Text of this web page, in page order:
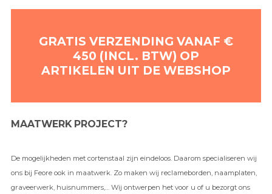
GRATIS VERZENDING VANAF €
450 (INCL. BTW) OP
ARTIKELEN UIT DE WEBSHOP
MAATWERK PROJECT?
De mogelijkheden met cortenstaal zijn eindeloos. Daarom specialiseren wij
ons bij Feore ook in maatwerk. Zo maken wij reclameborden, naamplaten,
graveerwerk, huisnummers,… Wij ontwerpen het voor u of u bezorgt ons